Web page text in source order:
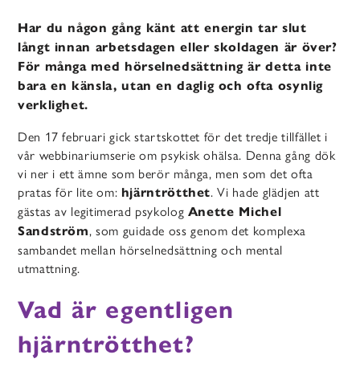
Har du någon gång känt att energin tar slut
långt innan arbetsdagen eller skoldagen är över?
För många med hörselnedsättning är detta inte
bara en känsla, utan en daglig och ofta osynlig
verklighet.
Den 17 februari gick startskottet för det tredje tillfället i
vår webbinariumserie om psykisk ohälsa. Denna gång dök
vi ner i ett ämne som berör många, men som det ofta
pratas för lite om: hjärntrötthet. Vi hade glädjen att
gästas av legitimerad psykolog Anette Michel
Sandström, som guidade oss genom det komplexa
sambandet mellan hörselnedsättning och mental
utmattning.
Vad är egentligen
hjärntrötthet?